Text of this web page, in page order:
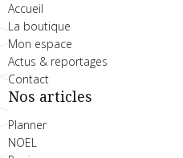
Accueil
La boutique
Mon espace
Actus & reportages
Contact
Nos articles
Planner
NOEL